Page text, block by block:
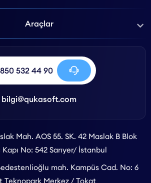
Araçlar
532 44 90
bilgi@qukasoft.com
Mah. AOS 55. SK. 42 Maslak B Blok
No: 542 Sarıyer/ İstanbul
mah. Kampüs Cad. No: 6
Teknopark Merkez / Tokat